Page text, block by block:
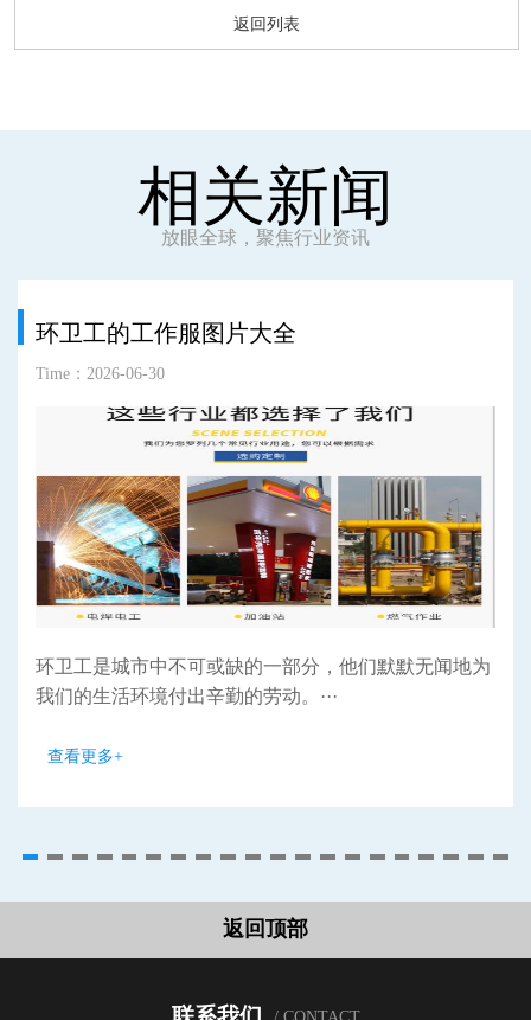
返回列表
相关新闻
放眼全球，聚焦行业资讯
环卫工的工作服图片大全
Time：2026-06-30
环卫工是城市中不可或缺的一部分，他们默默无闻地为
我们的生活环境付出辛勤的劳动。···
查看更多+
返回顶部
/ CONTACT